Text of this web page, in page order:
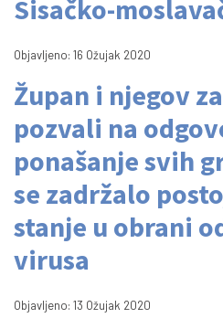
Sisačko-
Objavljeno: 16 Ožujak 2020
Župan i njegov
pozvali na
ponašanje svih
se zadržalo
stanje u obrani
virusa
Objavljeno: 13 Ožujak 2020